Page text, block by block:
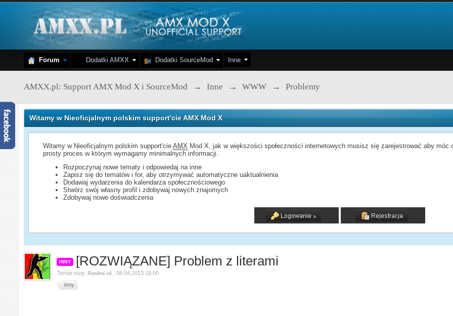
Forum Dodatki AMXX Dodatki SourceMod Inne
AMXX.pl: Support AMX Mod X i SourceMod → Inne → WWW → Problemy
Witamy w Nieoficjalnym polskim support'cie AMX Mod X
Witamy w Nieoficjalnym polskim support'cieAMX Mod X, jak w większości społeczności internetowych musisz się zarejestrować aby
prosty proces w którym wymagamy minimalnych informacji.
Rozpoczynaj nowe tematy i odpowiedaj na inne
Zapisz się do tematów i for, aby otrzymywać automatyczne uaktualnienia
Dodawaj wydarzenia do kalendarza społecznościowego
Stwórz swój własny profil i zdobywaj nowych znajomych
Zdobywaj nowe doświadczenia
INNY [ROZWIĄZANE] Problem z literami
Temat rozp.Rychu :d ,08.04.2013 18:00
inny